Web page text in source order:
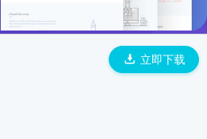
立即下载